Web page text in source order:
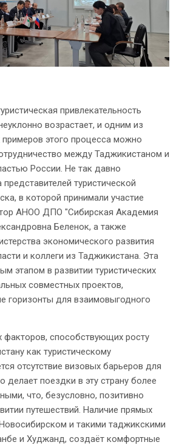
привлекательность
возрастает, и одним из
этого процесса можно
между Таджикистаном и
России. Не так давно
туристической
в которой принимали участие
АНОО ДПО "Сибирская Академия
Беленок, а также
экономического развития
и коллеги из Таджикистана. Эта
этапом в развитии туристических
совместных проектов,
горизонты для взаимовыгодного
способствующих росту
как туристическому
отсутствие визовых барьеров для
делает поездки в эту страну более
что, безусловно, позитивно
путешествий. Наличие прямых
и такими таджикскими
и Худжанд, создаёт комфортные